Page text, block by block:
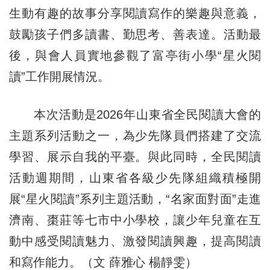
生動有趣的故事分享閱讀寫作的樂趣與意義，
鼓勵孩子們多讀書、勤思考、善表達。活動最
後，與會人員實地參觀了富亭街小學“星火閱
讀”工作開展情況。
本次活動是2026年山東省全民閱讀大會的
主題系列活動之一，為少先隊員們搭建了交流
學習、展示自我的平臺。與此同時，全民閱讀
活動週期間，山東省各級少先隊組織積極開
展“星火閱讀”系列主題活動，“名家面對面”走進
濟南、棗莊等七市中小學校，讓少年兒童在互
動中感受閱讀魅力、激發閱讀興趣，提高閱讀
和寫作能力。（文 薛雅心 楊靜雯）